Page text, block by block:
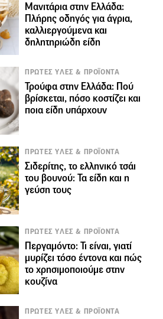
Μανιτάρια στην Ελλάδα:
Πλήρης οδηγός για άγρια,
καλλιεργούμενα και
δηλητηριώδη είδη
ΠΡΩΤΕΣ ΥΛΕΣ & ΠΡΟΪΟΝΤΑ
Τρούφα στην Ελλάδα: Πού
βρίσκεται, πόσο κοστίζει και
ποια είδη υπάρχουν
ΠΡΩΤΕΣ ΥΛΕΣ & ΠΡΟΪΟΝΤΑ
Σιδερίτης, το ελληνικό τσάι
του βουνού: Τα είδη και η
γεύση τους
ΠΡΩΤΕΣ ΥΛΕΣ & ΠΡΟΪΟΝΤΑ
Περγαμόντο: Τι είναι, γιατί
μυρίζει τόσο έντονα και πώς
το χρησιμοποιούμε στην
κουζίνα
ΠΡΩΤΕΣ ΥΛΕΣ & ΠΡΟΪΟΝΤΑ